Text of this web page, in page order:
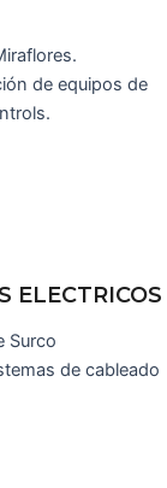
de equipos de
ELECTRICOS
Surco
de cableado